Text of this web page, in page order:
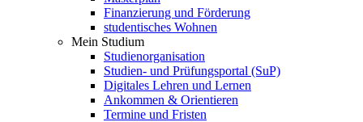
Finanzierung und Förderung
studentisches Wohnen
Mein Studium
Studienorganisation
Studien- und Prüfungsportal (SuP)
Digitales Lehren und Lernen
Ankommen & Orientieren
Termine und Fristen